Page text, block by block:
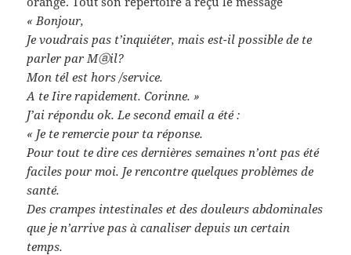
« Bonjour,
Je voudrais pas t’inquiéter, mais est-il possible de te
parler par Mⓐil?
Mon tél est hors /service.
A te Iire rapidement. Corinne. »
J’ai répondu ok. Le second email a été :
« Je te remercie pour ta réponse.
Pour tout te dire ces dernières semaines n’ont pas été
faciles pour moi. Je rencontre quelques problèmes de
santé.
Des crampes intestinales et des douleurs abdominales
que je n’arrive pas à canaliser depuis un certain
temps.